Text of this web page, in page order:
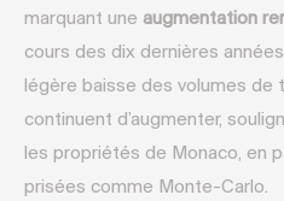
marquant une augmentation
cours des dix dernières
légère baisse des volumes de
continuent d’augmenter,
les propriétés de Monaco, en
prisées comme Monte-Carlo.